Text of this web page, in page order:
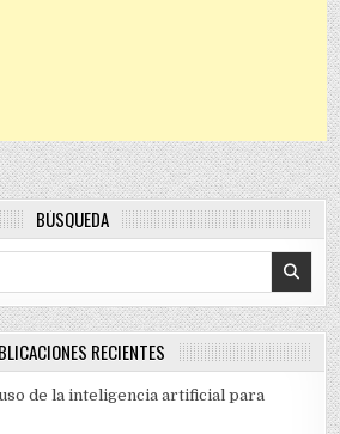
BÚSQUEDA
RECIENTES
de la inteligencia artificial para